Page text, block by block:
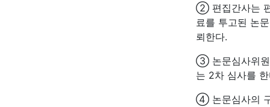
② 편집간사는
료를 투고된 논
뢰한다.
③ 논문심사위원
는 2차 심사를
④ 논문심사의